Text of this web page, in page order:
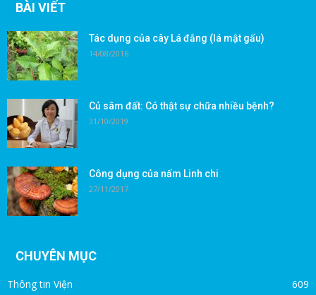
BÀI VIẾT
Tác dụng của cây Lá đắng (lá mật gấu)
14/08/2016
Củ sâm đất: Có thật sự chữa nhiều bệnh?
31/10/2019
Công dụng của nấm Linh chi
27/11/2017
CHUYÊN MỤC
Thông tin Viện 609